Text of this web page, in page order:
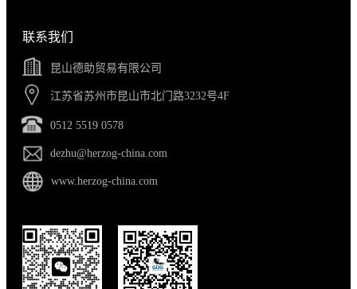
联系我们
昆山德助贸易有限公司
江苏省苏州市昆山市北门路3232号4F
0512 5519 0578
dezhu@herzog-china.com
www.herzog-china.com